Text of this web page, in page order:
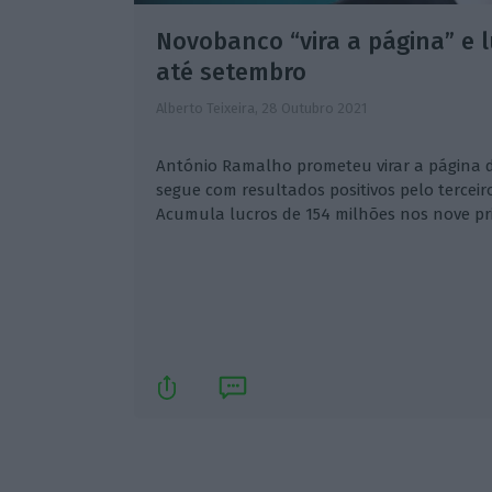
Novobanco “vira a página” e
até setembro
Alberto Teixeira, 28 Outubro 2021
António Ramalho prometeu virar a página
segue com resultados positivos pelo
Acumula lucros de 154 milhões nos nove